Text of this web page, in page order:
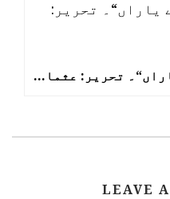
”عرفان میں عارفاں کے یاراں“۔ تحریر: عثمان سہیل
LEAVE